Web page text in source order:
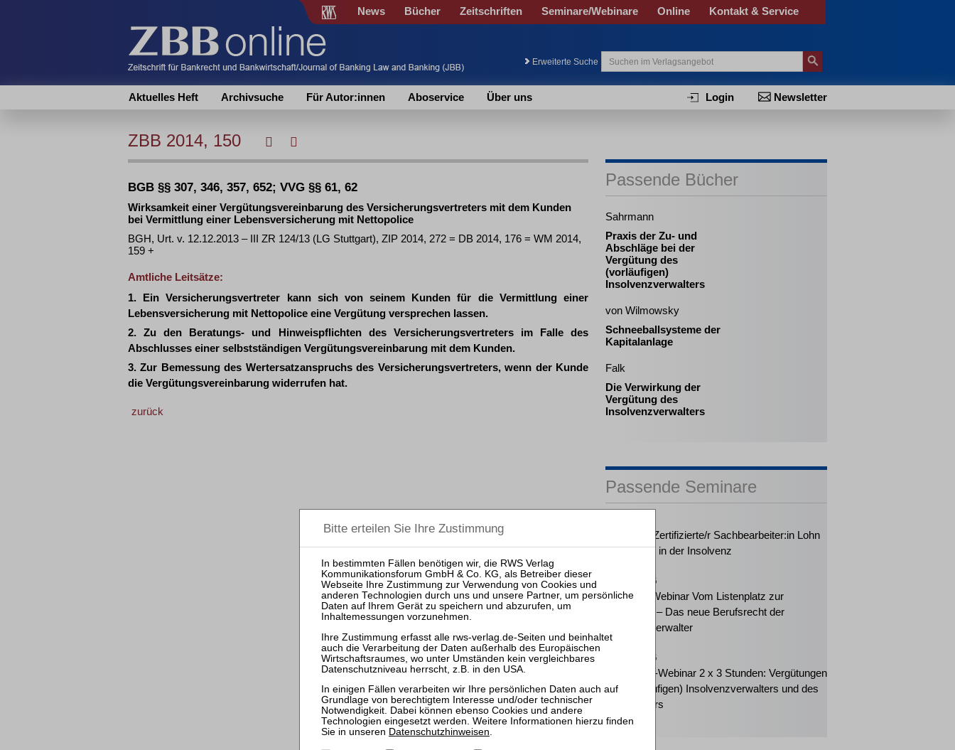
News Bücher Zeitschriften Seminare/Webinare Online Kontakt & Service
Erweiterte Suche
Aktuelles Heft Archivsuche Für Autor:innen Aboservice Über uns Newsletter
Login
ZBB 2014, 150
BGB §§ 307, 346, 357, 652; VVG §§ 61, 62
Wirksamkeit einer Vergütungsvereinbarung des Versicherungsvertreters mit dem Kunden
bei Vermittlung einer Lebensversicherung mit Nettopolice
BGH, Urt. v. 12.12.2013 – III ZR 124/13 (LG Stuttgart), ZIP 2014, 272 = DB 2014, 176 = WM 2014,
159 +
Amtliche Leitsätze:
1. Ein Versicherungsvertreter kann sich von seinem Kunden für die Vermittlung einer
Lebensversicherung mit Nettopolice eine Vergütung versprechen lassen.
2. Zu den Beratungs- und Hinweispflichten des Versicherungsvertreters im Falle des
Abschlusses einer selbstständigen Vergütungsvereinbarung mit dem Kunden.
3. Zur Bemessung des Wertersatzanspruchs des Versicherungsvertreters, wenn der Kunde
die Vergütungsvereinbarung widerrufen hat.
zurück
Passende Bücher
Sahrmann
Praxis der Zu- und
Abschläge bei der
Vergütung des
(vorläufigen)
Insolvenzverwalters
von Wilmowsky
Schneeballsysteme der
Kapitalanlage
Falk
Die Verwirkung der
Vergütung des
Insolvenzverwalters
Passende Seminare
Frankfurt: Zertifizierte/r Sachbearbeiter:in Lohn
und Gehalt in der Insolvenz
25.08.2026
Praktiker-Webinar Vom Listenplatz zur
Zulassung – Das neue Berufsrecht der
Insolvenzverwalter
30.09.2026
Mitarbeiter-Webinar 2 x 3 Stunden: Vergütungen
des (vorläufigen) Insolvenzverwalters und des
Treuhänders
Datenschutzhinweisen.